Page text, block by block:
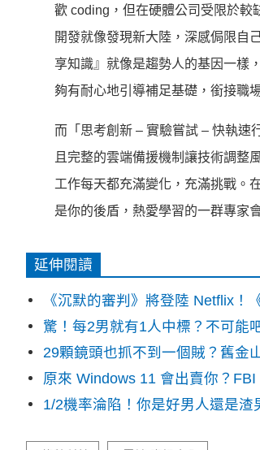
歡 coding， 但在硬體公司受限於較
開發就像發現新大陸， 深感侷限自
享知識』 就像是趨勢人的基因一樣，
夠有耐心地引導補足基礎，銜接職
而「思考創新 – 實驗嘗試 – 快執速
且完整的雲端備援機制讓技術調整
工作每天都充滿變化，充滿挑戰。
是你的後盾， 熱愛學習的一群專家
延伸閱讀
《沉默的審判》將登陸 Netflix
驚！每2男就有1人中標？不可能
29顆鏡頭也抓不到一個賊？舊金
原來 Windows 11 會出賣你？
1/2機率淪陷！你是好男人還是渣